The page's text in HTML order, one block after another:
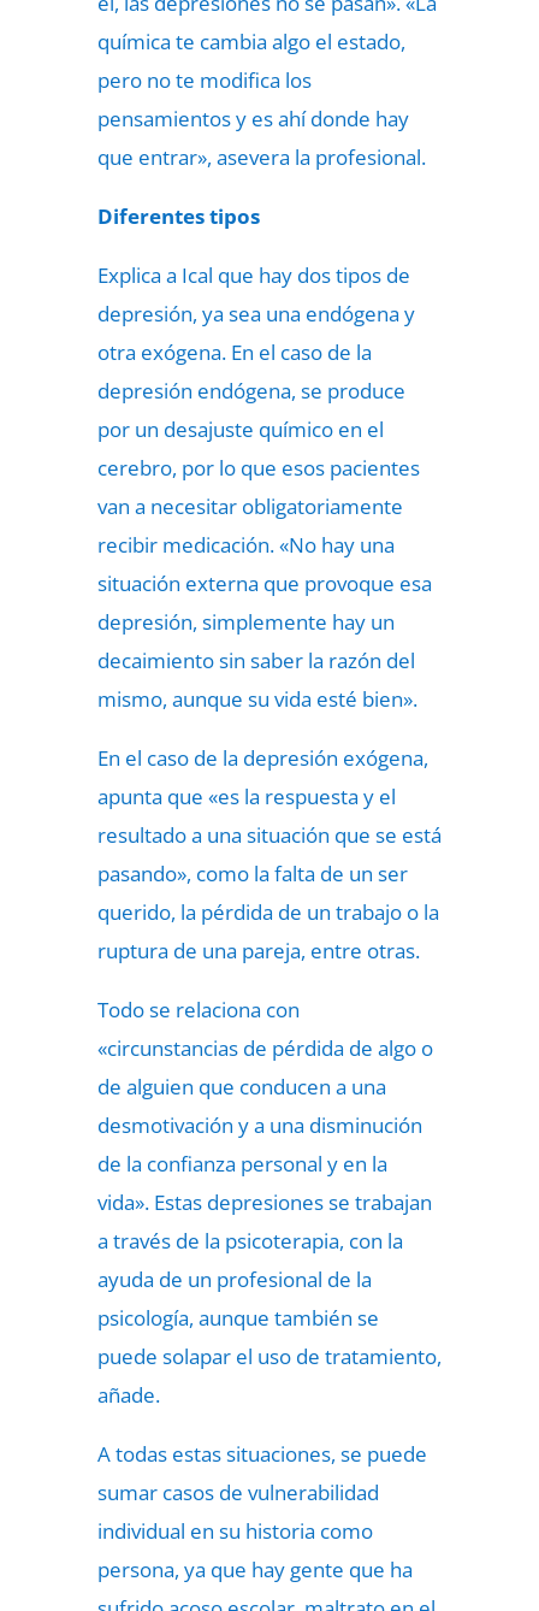
química te cambia algo el estado,
pero no te modifica los
pensamientos y es ahí donde hay
que entrar», asevera la profesional.
Diferentes tipos
Explica a Ical que hay dos tipos de
depresión, ya sea una endógena y
otra exógena. En el caso de la
depresión endógena, se produce
por un desajuste químico en el
cerebro, por lo que esos pacientes
van a necesitar obligatoriamente
recibir medicación. «No hay una
situación externa que provoque esa
depresión, simplemente hay un
decaimiento sin saber la razón del
mismo, aunque su vida esté bien».
En el caso de la depresión exógena,
apunta que «es la respuesta y el
resultado a una situación que se está
pasando», como la falta de un ser
querido, la pérdida de un trabajo o la
ruptura de una pareja, entre otras.
Todo se relaciona con
«circunstancias de pérdida de algo o
de alguien que conducen a una
desmotivación y a una disminución
de la confianza personal y en la
vida». Estas depresiones se trabajan
a través de la psicoterapia, con la
ayuda de un profesional de la
psicología, aunque también se
puede solapar el uso de tratamiento,
añade.
A todas estas situaciones, se puede
sumar casos de vulnerabilidad
individual en su historia como
persona, ya que hay gente que ha